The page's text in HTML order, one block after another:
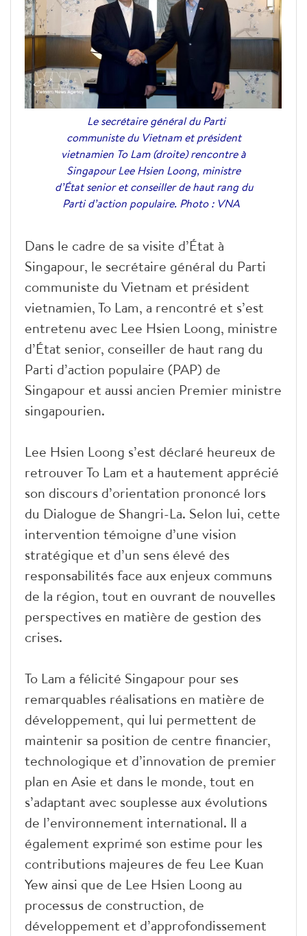
Le secrétaire général du Parti
communiste du Vietnam et président
vietnamien To Lam (droite) rencontre à
Singapour Lee Hsien Loong, ministre
d’État senior et conseiller de haut rang du
Parti d’action populaire. Photo : VNA
Dans le cadre de sa visite d’État à
Singapour, le secrétaire général du Parti
communiste du Vietnam et président
vietnamien, To Lam, a rencontré et s’est
entretenu avec Lee Hsien Loong, ministre
d’État senior, conseiller de haut rang du
Parti d’action populaire (PAP) de
Singapour et aussi ancien Premier ministre
singapourien.
Lee Hsien Loong s’est déclaré heureux de
retrouver To Lam et a hautement apprécié
son discours d’orientation prononcé lors
du Dialogue de Shangri-La. Selon lui, cette
intervention témoigne d’une vision
stratégique et d’un sens élevé des
responsabilités face aux enjeux communs
de la région, tout en ouvrant de nouvelles
perspectives en matière de gestion des
crises.
To Lam a félicité Singapour pour ses
remarquables réalisations en matière de
développement, qui lui permettent de
maintenir sa position de centre financier,
technologique et d’innovation de premier
plan en Asie et dans le monde, tout en
s’adaptant avec souplesse aux évolutions
de l’environnement international. Il a
également exprimé son estime pour les
contributions majeures de feu Lee Kuan
Yew ainsi que de Lee Hsien Loong au
processus de construction, de
développement et d’approfondissement